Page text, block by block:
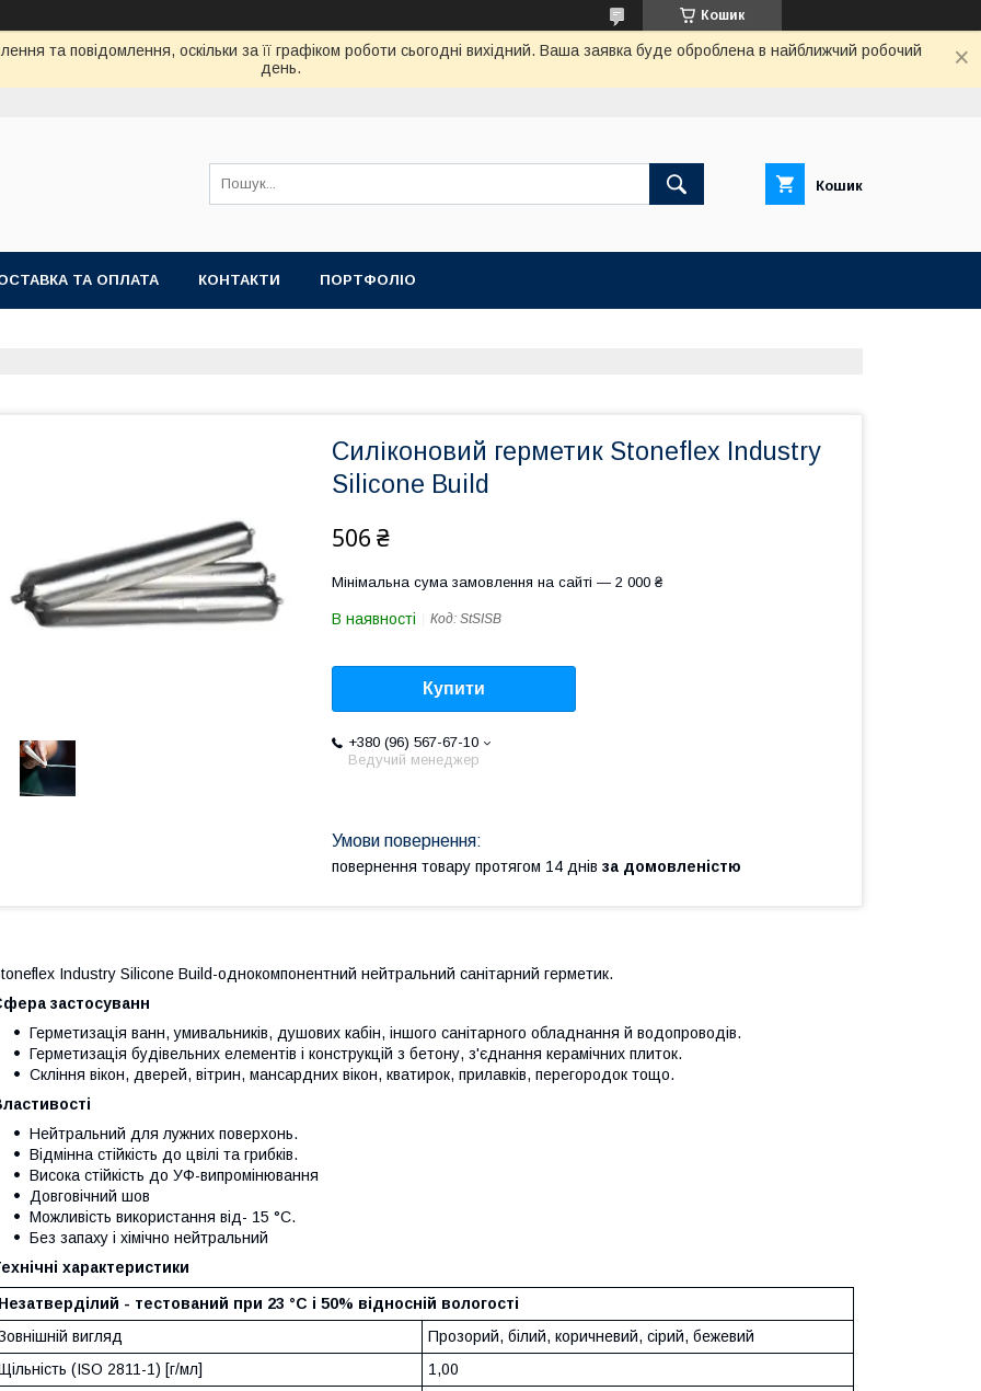
Кошик
та повідомлення, оскільки за її графіком роботи сьогодні вихідний. Ваша заявка буде оброблена в найближчий робочий
день.
Кошик
ТА ОПЛАТА КОНТАКТИ ПОРТФОЛІО
Силіконовий герметик Stoneflex Industry
Silicone Build
506 ₴
Мінімальна сума замовлення на сайті — 2 000 ₴
В наявності Код: StSISB
Купити
+380 (96) 567-67-10
Ведучий менеджер
повернення товару протягом 14 днів за домовленістю
Industry Silicone Build-однокомпонентний нейтральний санітарний герметик.
застосуванн
Герметизація ванн, умивальників, душових кабін, іншого санітарного обладнання й водопроводів.
Герметизація будівельних елементів і конструкцій з бетону, з'єднання керамічних плиток.
Скління вікон, дверей, вітрин, мансардних вікон, кватирок, прилавків, перегородок тощо.
Нейтральний для лужних поверхонь.
Відмінна стійкість до цвілі та грибків.
Висока стійкість до УФ-випромінювання
Довговічний шов
Можливість використання від- 15 °С.
Без запаху і хімічно нейтральний
характеристики
Незатверділий - тестований при 23 °С і 50% відносній вологості
вигляд
Прозорий, білий, коричневий, сірий, бежевий
(ISO 2811-1) [г/мл]
1,00